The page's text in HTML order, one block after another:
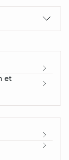
et